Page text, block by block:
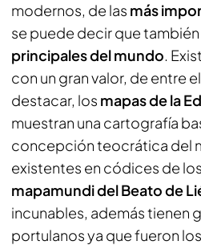
modernos, de las más
se puede decir que
principales del mundo.
con un gran valor, de entre
destacar, los mapas de la
muestran una cartografía
concepción teocrática del
existentes en códices de
mapamundi del Beato de
incunables, además tienen
portulanos ya que fueron los